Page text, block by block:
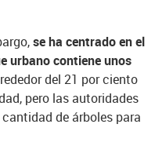
se ha centrado en el
urbano contiene unos
del 21 por ciento
pero las autoridades
de árboles para